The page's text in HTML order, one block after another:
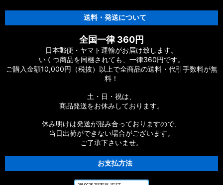
送料・発送について
全国一律 360円
日本郵便・ヤマト運輸がお届け致します。
いくつ商品を同梱されても、一律360円です。
ご購入金額10,000円（税抜）以上で全商品の送料・代引手数料が無
料！
土・日・祝は、
商品発送をお休みしております。
休み明けは発送が混み合っておりますので、
当日出荷ができない場合がございます。
ご了承下さいませ。
お支払方法